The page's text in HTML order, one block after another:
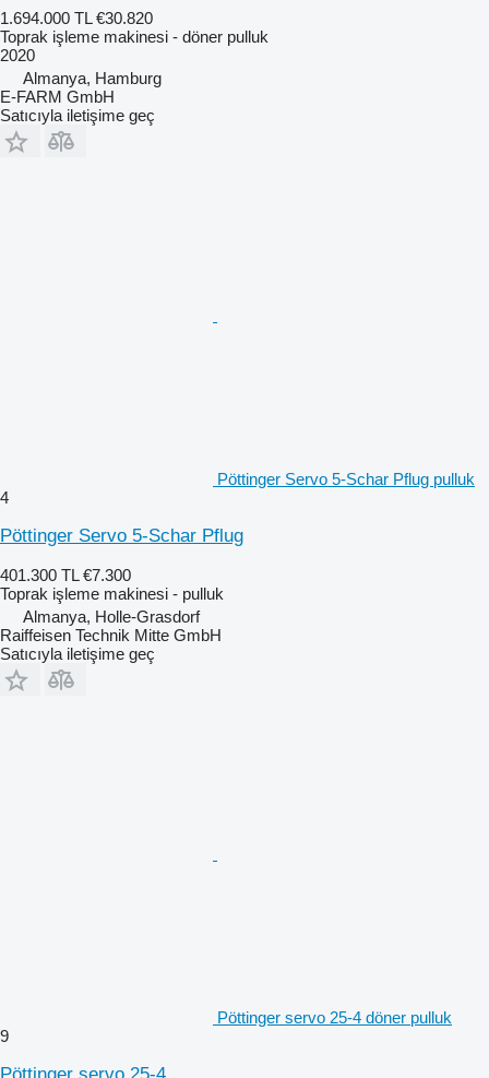
1.694.000 TL €30.820
Toprak işleme makinesi - döner pulluk
2020
Almanya, Hamburg
E-FARM GmbH
Satıcıyla iletişime geç
Pöttinger Servo 5-Schar Pflug pulluk
4
Pöttinger Servo 5-Schar Pflug
401.300 TL €7.300
Toprak işleme makinesi - pulluk
Almanya, Holle-Grasdorf
Raiffeisen Technik Mitte GmbH
Satıcıyla iletişime geç
Pöttinger servo 25-4 döner pulluk
9